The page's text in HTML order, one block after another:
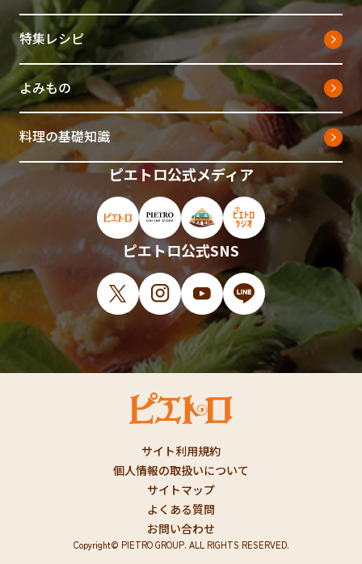
特集レシピ
よみもの
料理の基礎知識
ピエトロ公式メディア
ピエトロ公式サイト（新しいウィンドウで
ピエトロオンラインストア（新しい
ピエトロホームタウン（新
ピエトロラジオ（新
ピエトロ公式SNS
X（新しいウィンドウで開きます）
Instagram（新しいウィンドウで開
YouTube（新しいウィンド
LINE（新しいウィン
サイト利用規約
個人情報の取扱いについて
サイトマップ
よくある質問
お問い合わせ
Copyright© PIETRO GROUP. ALL RIGHTS RESERVED.